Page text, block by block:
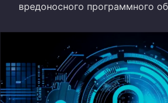
вредоносного программного